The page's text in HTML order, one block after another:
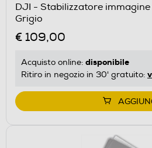
DJI - Stabilizzatore immagine
Grigio
€ 109,00
Acquisto online: disponibile
Ritiro in negozio in 30' gratuito: